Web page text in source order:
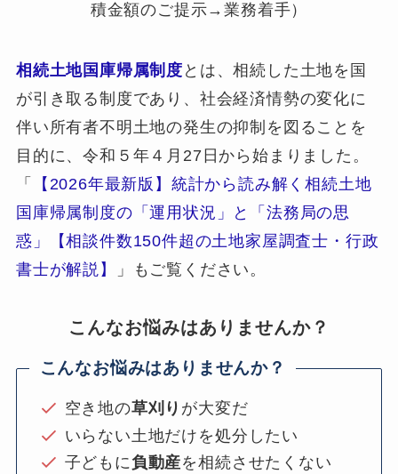
積金額のご提示→業務着手）
相続土地国庫帰属制度 とは、相続した土地を国
が引き取る制度であり、社会経済情勢の変化に
伴い所有者不明土地の発生の抑制を図ることを
目的に、令和５年４月27日から始まりました。
「
【2026年最新版】統計から読み解く相続土地
国庫帰属制度の「運用状況」と「法務局の思
惑」【相談件数150件超の土地家屋調査士・行政
書士が解説】
」もご覧ください。
こんなお悩みはありませんか？
こんなお悩みはありませんか？
空き地の草刈り が大変だ
いらない土地だけを処分したい
子どもに負動産を相続させたくない